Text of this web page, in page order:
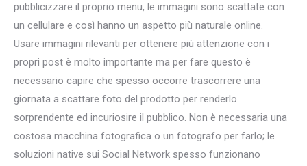
pubblicizzare il proprio menu, le immagini sono scattate con
un cellulare e così hanno un aspetto più naturale online.
Usare immagini rilevanti per ottenere più attenzione con i
propri post è molto importante ma per fare questo è
necessario capire che spesso occorre trascorrere una
giornata a scattare foto del prodotto per renderlo
sorprendente ed incuriosire il pubblico. Non è necessaria una
costosa macchina fotografica o un fotografo per farlo; le
soluzioni native sui Social Network spesso funzionano